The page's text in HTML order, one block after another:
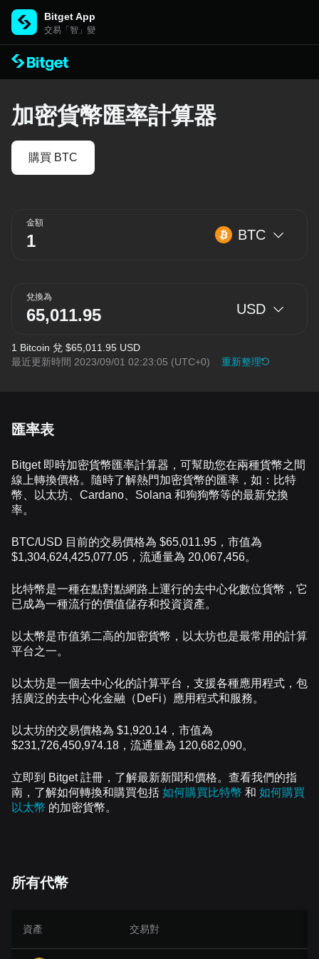
Bitget App
交易「智」變
加密貨幣匯率計算器
購買 BTC
金額
BTC
兌換為
USD
1 Bitcoin 兌 $65,011.95 USD
最近更新時間 2023/09/01 02:23:05 (UTC+0) 重新整理
匯率表
Bitget 即時加密貨幣匯率計算器，可幫助您在兩種貨幣之間
線上轉換價格。隨時了解熱門加密貨幣的匯率，如：比特
幣、以太坊、Cardano、Solana 和狗狗幣等的最新兌換
率。
BTC/USD 目前的交易價格為 $65,011.95，市值為
$1,304,624,425,077.05，流通量為 20,067,456。
比特幣是一種在點對點網路上運行的去中心化數位貨幣，它
已成為一種流行的價值儲存和投資資產。
以太幣是市值第二高的加密貨幣，以太坊也是最常用的計算
平台之一。
以太坊是一個去中心化的計算平台，支援各種應用程式，包
括廣泛的去中心化金融（DeFi）應用程式和服務。
以太坊的交易價格為 $1,920.14，市值為
$231,726,450,974.18，流通量為 120,682,090。
立即到 Bitget 註冊，了解最新新聞和價格。查看我們的指
南，了解如何轉換和購買包括 如何購買比特幣 和 如何購買
以太幣 的加密貨幣。
所有代幣
資產 交易對